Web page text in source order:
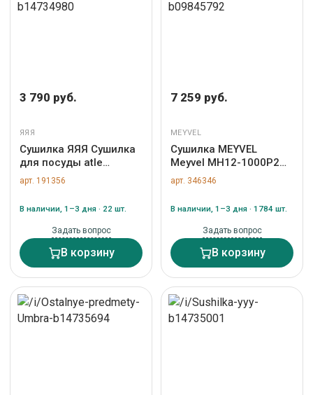
3 790 руб.
ЯЯЯ
Сушилка ЯЯЯ Сушилка
для посуды atle
раздвижная большая,
черная арт. SS000014
арт. 191356
В наличии, 1–3 дня · 22 шт.
Задать вопрос
В корзину
7 259 руб.
MEYVEL
Сушилка MEYVEL
Meyvel MH12-1000P2
(Black) арт. ZN-346346
арт. 346346
В наличии, 1–3 дня · 1784 шт.
Задать вопрос
В корзину